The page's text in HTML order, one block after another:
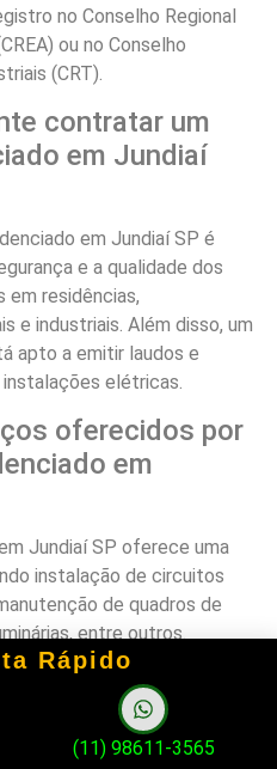
no Conselho Regional
ou no Conselho
(CRT).
contratar um
em Jundiaí
em Jundiaí SP é
e a qualidade dos
em residências,
e industriais. Além disso, um
apto a emitir laudos e
elétricas.
oferecidos por
em
Jundiaí SP oferece uma
instalação de circuitos
de quadros de
entre outros.
de um
SP?
Rápido
(11) 98611-3565